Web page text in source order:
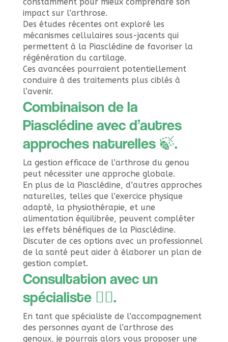
constamment pour mieux comprendre son
impact sur l’arthrose.
Des études récentes ont exploré les
mécanismes cellulaires sous-jacents qui
permettent à la Piasclédine de favoriser la
régénération du cartilage.
Ces avancées pourraient potentiellement
conduire à des traitements plus ciblés à
l’avenir.
Combinaison de la
Piasclédine avec d’autres
approches naturelles 🍃.
La gestion efficace de l’arthrose du genou
peut nécessiter une approche globale.
En plus de la Piasclédine, d’autres approches
naturelles, telles que l’exercice physique
adapté, la physiothérapie, et une
alimentation équilibrée, peuvent compléter
les effets bénéfiques de la Piasclédine.
Discuter de ces options avec un professionnel
de la santé peut aider à élaborer un plan de
gestion complet.
Consultation avec un
spécialiste 👨‍⚕️.
En tant que spécialiste de l’accompagnement
des personnes ayant de l’arthrose des
genoux, je pourrais alors vous proposer une